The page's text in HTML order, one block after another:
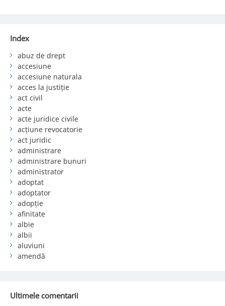
Index
abuz de drept
accesiune
accesiune naturala
acces la justiție
act civil
acte
acte juridice civile
acțiune revocatorie
act juridic
administrare
administrare bunuri
administrator
adoptat
adoptator
adopție
afinitate
albie
albii
aluviuni
amendă
Ultimele comentarii